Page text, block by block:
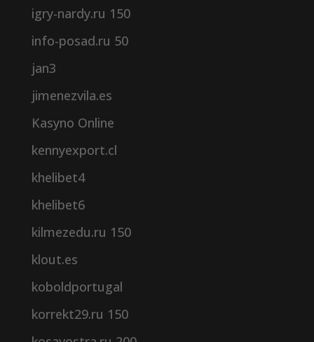
igry-nardy.ru 150
info-posad.ru 50
jan3
jimenezvila.es
Kasyno Online
kennyexport.cl
khelibet4
khelibet6
kilmezedu.ru 150
klout.es
koboldportugal
korrekt29.ru 150